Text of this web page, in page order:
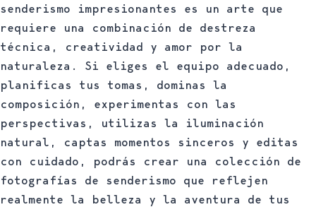
senderismo impresionantes es un arte que
requiere una combinación de destreza
técnica, creatividad y amor por la
naturaleza. Si eliges el equipo adecuado,
planificas tus tomas, dominas la
composición, experimentas con las
perspectivas, utilizas la iluminación
natural, captas momentos sinceros y editas
con cuidado, podrás crear una colección de
fotografías de senderismo que reflejen
realmente la belleza y la aventura de tus